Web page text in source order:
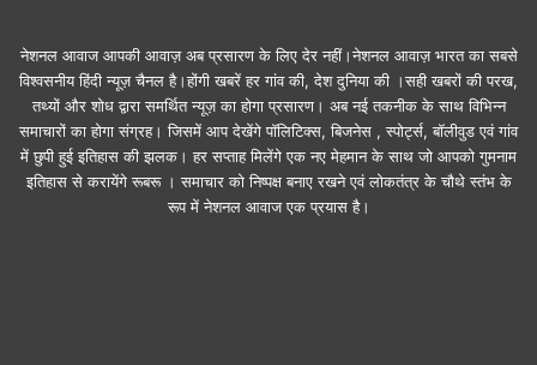
नेशनल आवाज आपकी आवाज़ अब प्रसारण के लिए देर नहीं।नेशनल आवाज़ भारत का सबसे
विश्वसनीय हिंदी न्यूज़ चैनल है।होंगी खबरें हर गांव की, देश दुनिया की ।सही खबरों की परख,
तथ्यों और शोध द्वारा समर्थित न्यूज़ का होगा प्रसारण। अब नई तकनीक के साथ विभिन्न
समाचारों का होगा संग्रह। जिसमें आप देखेंगे पॉलिटिक्स, बिजनेस , स्पोर्ट्स, बॉलीवुड एवं गांव
में छुपी हुई इतिहास की झलक। हर सप्ताह मिलेंगे एक नए मेहमान के साथ जो आपको गुमनाम
इतिहास से करायेंगे रूबरू । समाचार को निष्पक्ष बनाए रखने एवं लोकतंत्र के चौथे स्तंभ के
रूप में नेशनल आवाज एक प्रयास है।